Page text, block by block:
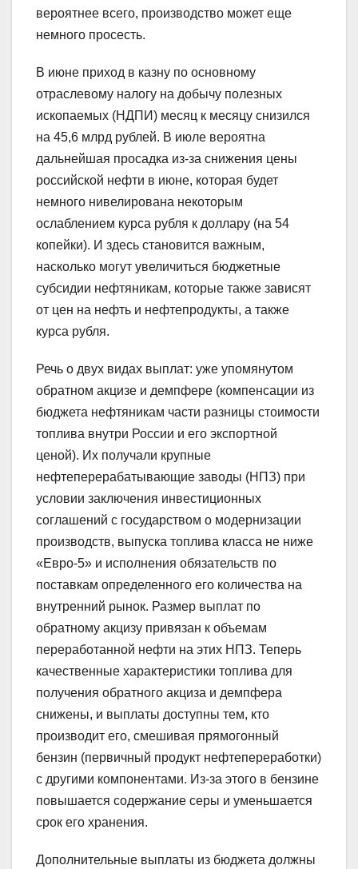
вероятнее всего, производство может еще
немного просесть.
В июне приход в казну по основному
отраслевому налогу на добычу полезных
ископаемых (НДПИ) месяц к месяцу снизился
на 45,6 млрд рублей. В июле вероятна
дальнейшая просадка из-за снижения цены
российской нефти в июне, которая будет
немного нивелирована некоторым
ослаблением курса рубля к доллару (на 54
копейки). И здесь становится важным,
насколько могут увеличиться бюджетные
субсидии нефтяникам, которые также зависят
от цен на нефть и нефтепродукты, а также
курса рубля.
Речь о двух видах выплат: уже упомянутом
обратном акцизе и демпфере (компенсации из
бюджета нефтяникам части разницы стоимости
топлива внутри России и его экспортной
ценой). Их получали крупные
нефтеперерабатывающие заводы (НПЗ) при
условии заключения инвестиционных
соглашений с государством о модернизации
производств, выпуска топлива класса не ниже
«Евро-5» и исполнения обязательств по
поставкам определенного его количества на
внутренний рынок. Размер выплат по
обратному акцизу привязан к объемам
переработанной нефти на этих НПЗ. Теперь
качественные характеристики топлива для
получения обратного акциза и демпфера
снижены, и выплаты доступны тем, кто
производит его, смешивая прямогонный
бензин (первичный продукт нефтепереработки)
с другими компонентами. Из-за этого в бензине
повышается содержание серы и уменьшается
срок его хранения.
Дополнительные выплаты из бюджета должны